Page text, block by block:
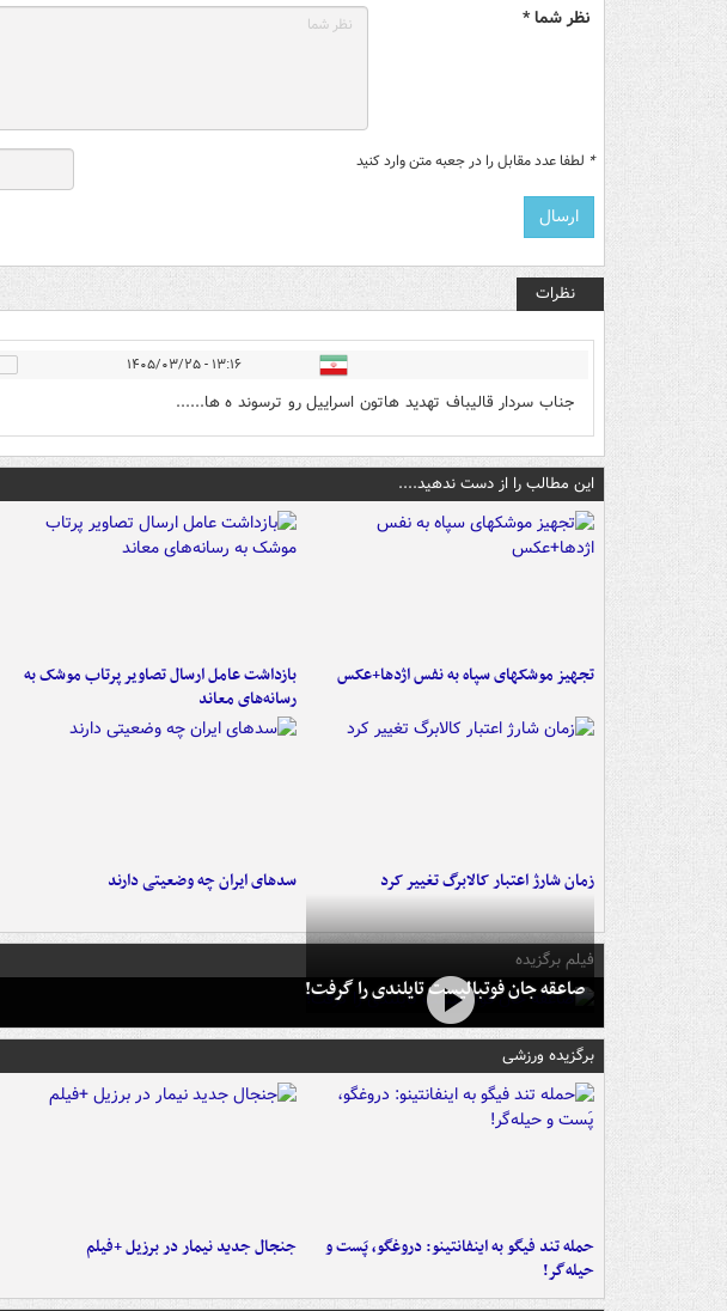
نظر شما *
* لطفا عدد مقابل را در جعبه متن وارد کنید
نظرات
۱۳:۱۶ - ۱۴۰۵/۰۳/۲۵
جناب سردار قالیباف تهدید هاتون اسراییل رو ترسوند ه ها......
این مطالب را از دست ندهید....
تجهیز موشکهای سپاه به نفس اژدها+عکس
بازداشت عامل ارسال تصاویر پرتاب موشک به
رسانه‌های معاند
زمان شارژ اعتبار کالابرگ تغییر کرد سدهای ایران چه وضعیتی دارند
فیلم برگزیده
صاعقه جان فوتبالیست تایلندی را گرفت!
برگزیده ورزشی
حمله تند فیگو به اینفانتینو: دروغگو، پَست‌ و
حیله‌گر!
جنجال جدید نیمار در برزیل +فیلم